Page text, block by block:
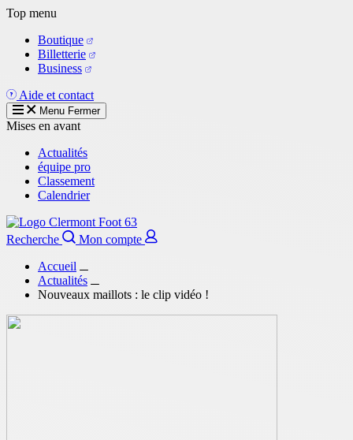
Aller
contenu
principal
Top menu
Boutique
Billetterie
Business
Aide et contact
Menu Fermer
Mises en avant
Actualités
équipe pro
Classement
Calendrier
Recherche
Mon compte
Accueil
Actualités
Nouveaux maillots : le clip vidéo !